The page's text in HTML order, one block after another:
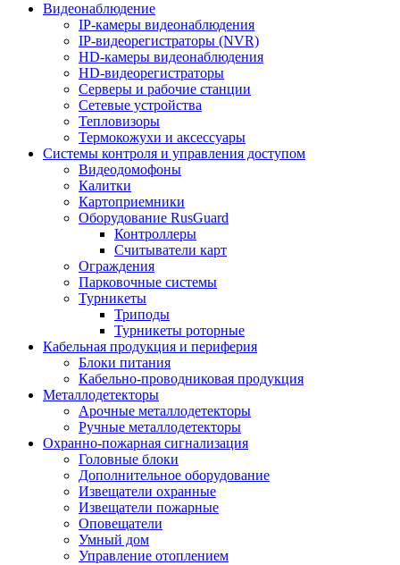
Видеонаблюдение
IP-камеры видеонаблюдения
IP-видеорегистраторы (NVR)
HD-камеры видеонаблюдения
HD-видеорегистраторы
Серверы и рабочие станции
Сетевые устройства
Тепловизоры
Термокожухи и аксессуары
Системы контроля и управления доступом
Видеодомофоны
Калитки
Картоприемники
Оборудование RusGuard
Контроллеры
Считыватели карт
Ограждения
Парковочные системы
Турникеты
Триподы
Турникеты роторные
Кабельная продукция и периферия
Блоки питания
Кабельно-проводниковая продукция
Металлодетекторы
Арочные металлодетекторы
Ручные металлодетекторы
Охранно-пожарная сигнализация
Головные блоки
Дополнительное оборудование
Извещатели охранные
Извещатели пожарные
Оповещатели
Умный дом
Управление отоплением